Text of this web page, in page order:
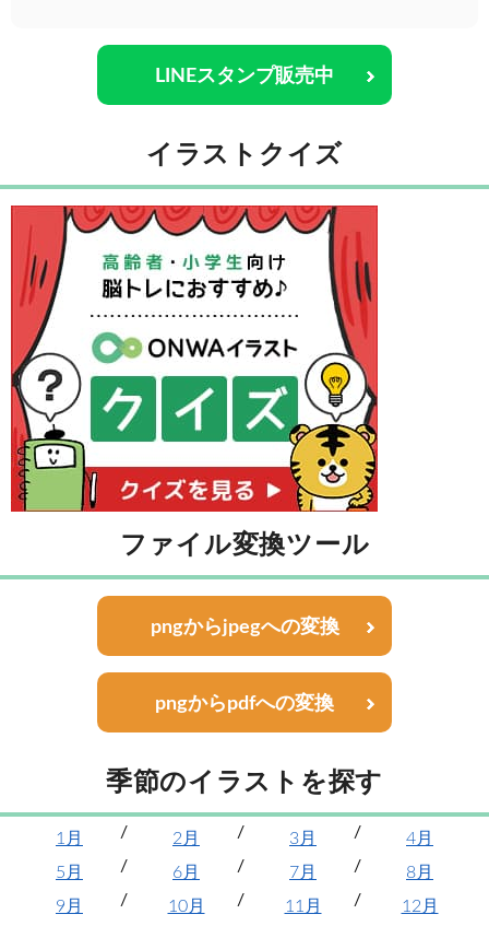
LINEスタンプ販売中
イラストクイズ
ファイル変換ツール
pngからjpegへの変換
pngからpdfへの変換
季節のイラストを探す
1月 2月 3月
4月
5月
6月 7月
8月
9月
10月 11月
12月